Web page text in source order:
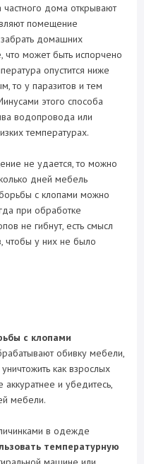
дома открывают
помещение
домашних
что может быть испорчено
опустится ниже
то у паразитов и тем
этого способа
водопровода или
температурах.
не удается, то можно
дней мебель
с клопами можно
при обработке
не гибнут, есть смысл
чтобы у них не было
с клопами
обивку мебели,
как взрослых
аккуратнее и убедитесь,
мебели.
в одежде
температурную